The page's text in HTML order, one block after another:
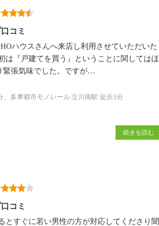
コミ
ハウスさんへ来店し利用させていただいた
は『戸建てを買う』ということに関してはほ
緊張気味でした。ですが…
、多摩都市モノレール 立川南駅 徒歩3分
続きを読む
コミ
とすぐに若い男性の方が対応してくださり聞